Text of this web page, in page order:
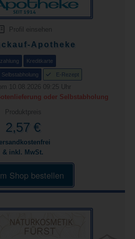
Profil einsehen
Apotheke
Kreditkarte
Selbstabholung E-Rezept
10.08.2026 09:25 Uhr
oder Selbstabholung
Produktpreis
2,57 €
& inkl. MwSt.
Shop bestellen